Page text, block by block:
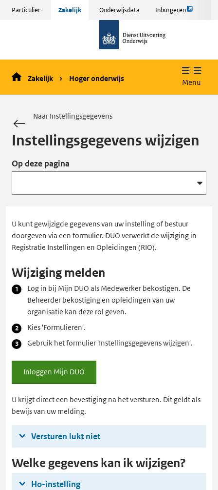
Sla
naar
inhoud
Particulier Zakelijk Onderwijsdata Inburgeren
Link
pagina
de
Zakelijk Hoger onderwijs Menu
Naar Instellingsgegevens
Instellingsgegevens wijzigen
Op deze pagina
U kunt gewijzigde gegevens van uw instelling of bestuur
doorgeven via een formulier. DUO verwerkt de wijziging in
Registratie Instellingen en Opleidingen (RIO).
Wijziging melden
Log in bij Mijn DUO als Medewerker bekostigen. De
Beheerder bekostiging en opleidingen van uw
organisatie kan deze rol geven.
Kies 'Formulieren'.
Gebruik het formulier 'Instellingsgegevens wijzigen'.
Inloggen Mijn DUO
Inloggen
Mijn
U krijgt direct een bevestiging na het versturen. Dit geldt als
bewijs van uw melding.
Versturen lukt niet
Welke gegevens kan ik wijzigen?
Ho-instelling